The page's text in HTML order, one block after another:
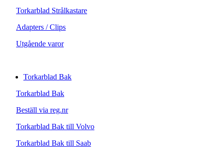
Torkarblad Strålkastare
Adapters / Clips
Utgående varor
Torkarblad Bak
Torkarblad Bak
Beställ via reg.nr
Torkarblad Bak till Volvo
Torkarblad Bak till Saab